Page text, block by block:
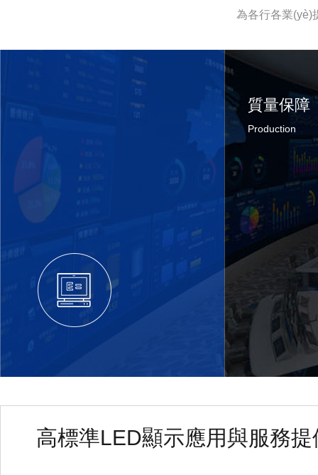
為各行各業(yè)
匠心工藝
質量保障
Production
高標準LED顯示應用與服務提